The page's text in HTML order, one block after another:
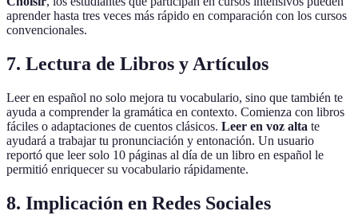
aprender hasta tres veces más rápido en comparación con los cursos
convencionales.
7. Lectura de Libros y Artículos
Leer en español no solo mejora tu vocabulario, sino que también te
ayuda a comprender la gramática en contexto. Comienza con libros
fáciles o adaptaciones de cuentos clásicos. Leer en voz alta te
ayudará a trabajar tu pronunciación y entonación. Un usuario
reportó que leer solo 10 páginas al día de un libro en español le
permitió enriquecer su vocabulario rápidamente.
8. Implicación en Redes Sociales